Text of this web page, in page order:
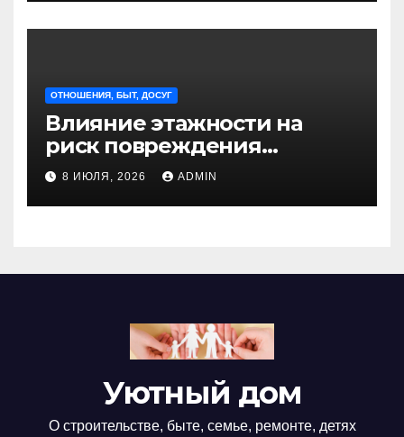
ОТНОШЕНИЯ, БЫТ, ДОСУГ
Влияние этажности на
риск повреждения
недвижимости
8 ИЮЛЯ, 2026 ADMIN
Уютный дом
О строительстве, быте, семье, ремонте, детях